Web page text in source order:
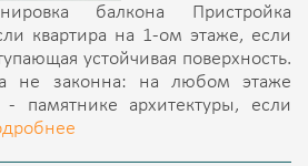
балкона Пристройка
квартира на 1-ом этаже, если
устойчивая поверхность.
не законна: на любом этаже
архитектуры, если